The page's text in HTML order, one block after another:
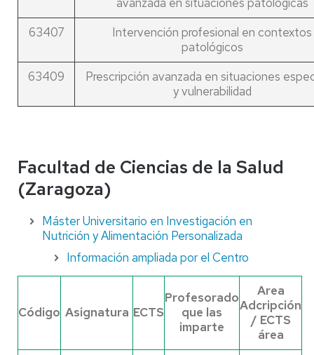
63407
Intervención profesional en contextos
patológicos
63409
Prescripción avanzada en situaciones
y vulnerabilidad
Facultad de Ciencias de la Salud
(Zaragoza)
Máster Universitario en Investigación en
Nutrición y Alimentación Personalizada
Información ampliada por el Centro
Código Asignatura ECTS
Profesorado
que las
imparte
Area
Adcripción
/ ECTS
área